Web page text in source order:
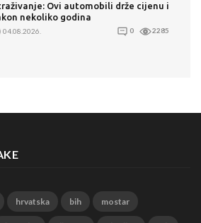
Ovi automobili drže cijenu i
nekoliko godina
04.08.2026. 0 2285
hrvatska bih mostar